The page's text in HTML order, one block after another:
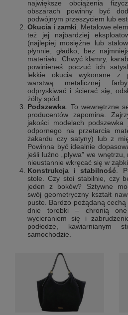
największe obciążenia
obszarach powinny być
podwójnym przeszyciem lub
Okucia i zamki . Metalowe
też jej najbardziej
(najlepiej mosiężne lub
płynnie, gładko, bez
materiału. Chwyć klamry,
powinieneś poczuć ich
lekkie okucia wykonane z
warstwą metalicznej
odpryskiwać i ścierać się,
żółty spód.
Podszewka . To wewnętrzne
producentów zapomina.
jakości modelach
odpornego na przetarcia
żakardu czy satyny) lub z
Powinna być idealnie
jeśli luźno „pływa” we
nieustannie wkręcać się w
Konstrukcja i stabilność .
stole. Czy stoi stabilnie, czy
jeden z boków? Sztywne
swój geometryczny kształt
puste. Bardzo pożądaną
dnie torebki – chronią
wycieraniem się i
podłodze,
samochodzie.